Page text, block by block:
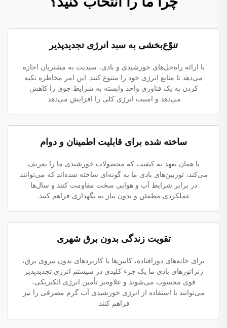
تنوّع‌بخشی به سبد انرژی تجدیدپذیر
با ارائه راه‌حل‌های خورشیدی و بادی، سیدیت به مشتریان اجازه
می‌دهد تا منابع انرژی خود را متنوع کنند. این امر مخاطره تکیه
کردن به یک فناوری واحد وابسته به شرایط جوی را کاهش
می‌دهد و امنیت انرژی کلی را افزایش می‌دهد.
ساخته شده برای قابلیت اطمینان و دوام
با همان تعهد به کیفیت که محصولات خورشیدی ما را تعریف
می‌کند، توربین‌های بادی ما به گونه‌ای ساخته شده‌اند که می‌توانند
در برابر شرایط آب و هوایی سخت مقاومت کنند و سال‌ها
عملکردی مطمئن و بدون نیاز به نگهداری فراهم کنند.
تقویت زندگی بدون برق شهری
برای خانه‌های دورافتاده، کابین‌ها یا کاربردهای بدون نیروی برق،
ژنراتورهای بادی ما یک جزء کلیدی در سیستم انرژی تجدیدپذیر
قوی محسوب می‌شوند و علاوه‌بر تأمین انرژی الکتریکی،
می‌توانند با استفاده از انرژی خورشیدی آب گرم مصرفی را نیز
فراهم کنند.